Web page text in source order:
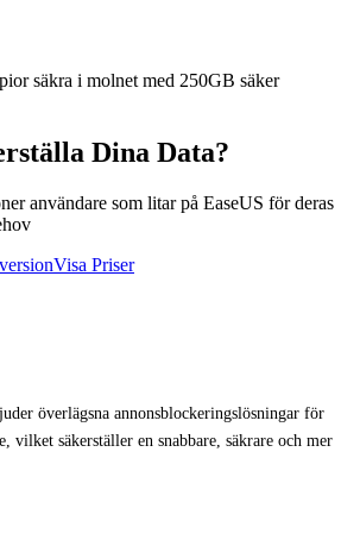
säkra i molnet med 250GB säker
Dina Data?
användare som litar på EaseUS för deras
Visa Priser
överlägsna annonsblockeringslösningar för
vilket säkerställer en snabbare, säkrare och mer